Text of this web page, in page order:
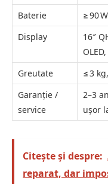
Baterie
≥ 90
Display
16″
Greutate
≤ 3
Garanție /
service
2–3
ușor
Citește și despre:
reparat, dar